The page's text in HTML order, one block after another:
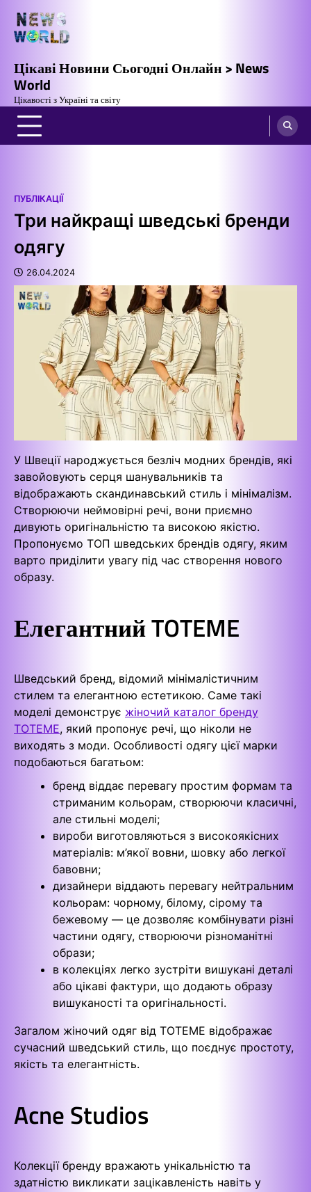
вмісту
Цікаві Новини Сьогодні Онлайн > News
World
Цікавості з Україні та світу
ПУБЛІКАЦІЇ
Три найкращі шведські бренди
одягу
26.04.2024
У Швеції народжується безліч модних брендів, які
завойовують серця шанувальників та
відображають скандинавський стиль і мінімалізм.
Створюючи неймовірні речі, вони приємно
дивують оригінальністю та високою якістю.
Пропонуємо ТОП шведських брендів одягу, яким
варто приділити увагу під час створення нового
образу.
Елегантний TOTEME
Шведський бренд, відомий мінімалістичним
стилем та елегантною естетикою. Саме такі
моделі демонструє жіночий каталог бренду
TOTEME, який пропонує речі, що ніколи не
виходять з моди. Особливості одягу цієї марки
подобаються багатьом:
бренд віддає перевагу простим формам та
стриманим кольорам, створюючи класичні,
але стильні моделі;
вироби виготовляються з високоякісних
матеріалів: м’якої вовни, шовку або легкої
бавовни;
дизайнери віддають перевагу нейтральним
кольорам: чорному, білому, сірому та
бежевому — це дозволяє комбінувати різні
частини одягу, створюючи різноманітні
образи;
в колекціях легко зустріти вишукані деталі
або цікаві фактури, що додають образу
вишуканості та оригінальності.
Загалом жіночий одяг від TOTEME відображає
сучасний шведський стиль, що поєднує простоту,
якість та елегантність.
Acne Studios
Колекції бренду вражають унікальністю та
здатністю викликати зацікавленість навіть у